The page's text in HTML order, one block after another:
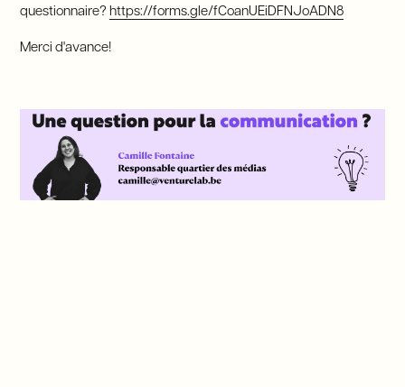
questionnaire?https://forms.gle/fCoanUEiDFNJoADN8
Merci d'avance!